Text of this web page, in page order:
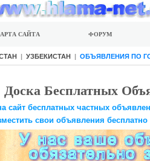
САЙТА ФОРУМ
| УЗБЕКИСТАН | ОБЪЯВЛЕНИЯ ПО
Доска Бесплатных
сайт бесплатных частных
свои объявления бесплатно